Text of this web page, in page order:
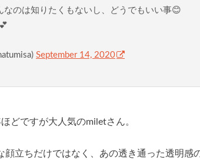
なのは知りたくもないし、どうでもいい事😊
September 14, 2020
どですが大人気のmiletさん。
顔立ちだけではなく、あの透き通った透明感